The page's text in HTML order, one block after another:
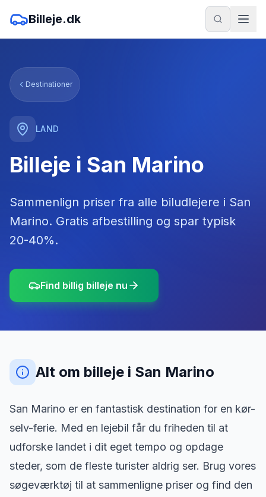
Billeje.dk
Destinationer
LAND
Billeje i San Marino
Sammenlign priser fra alle biludlejere i San
Marino. Gratis afbestilling og spar typisk
20-40%.
Find billig billeje nu
Alt om billeje i San Marino
San Marino er en fantastisk destination for en kør-
selv-ferie. Med en lejebil får du friheden til at
udforske landet i dit eget tempo og opdage
steder, som de fleste turister aldrig ser. Brug vores
søgeværktøj til at sammenligne priser og find den